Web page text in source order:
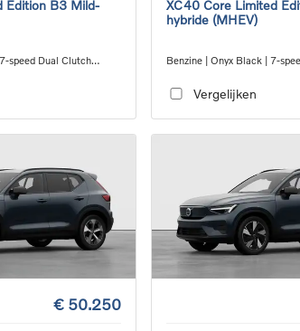
Edition B3 Mild-
speed Dual Clutch
XC40 Core Limited
hybride (MHEV)
Benzine | Onyx Black | 7-
Vergelijken
€ 50.250